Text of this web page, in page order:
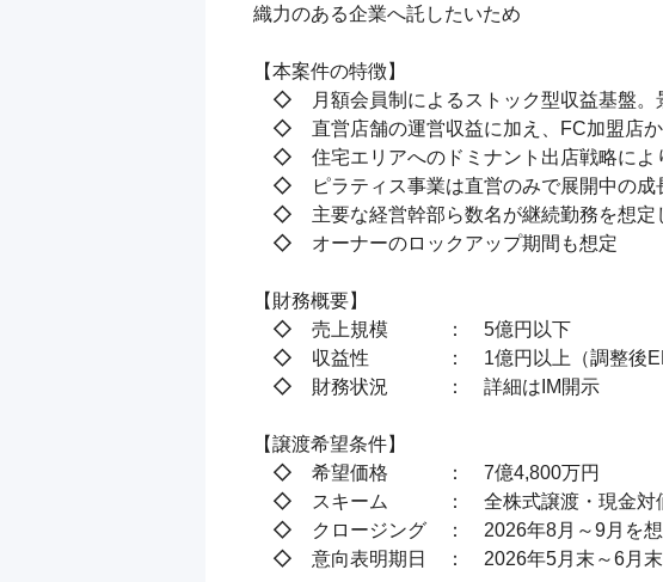
織力のある企業へ託したいため
【本案件の特徴】
◇　月額会員制によるストック型収益基盤。
◇　直営店舗の運営収益に加え、FC加盟店
◇　住宅エリアへのドミナント出店戦略によ
◇　ピラティス事業は直営のみで展開中の成
◇　主要な経営幹部ら数名が継続勤務を想定
◇　オーナーのロックアップ期間も想定
【財務概要】
◇　売上規模　　　：　5億円以下
◇　収益性　　　　：　1億円以上（調整後
◇　財務状況　　　：　詳細はIM開示
【譲渡希望条件】
◇　希望価格　　　：　7億4,800万円
◇　スキーム　　　：　全株式譲渡・現金対
◇　クロージング　：　2026年8月～9月を
◇　意向表明期日　：　2026年5月末～6月